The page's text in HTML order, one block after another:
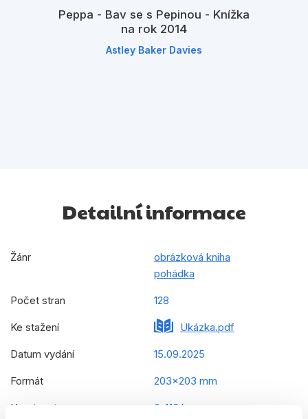
Peppa - Bav se s Pepinou - Knížka
na rok 2014
Astley Baker Davies
Detailní informace
Žánr
obrázková kniha
pohádka
Počet stran 128
Ke stažení Ukázka.pdf
Datum vydání 15.09.2025
Formát 203x203 mm
Hmotnost 0,416 kg